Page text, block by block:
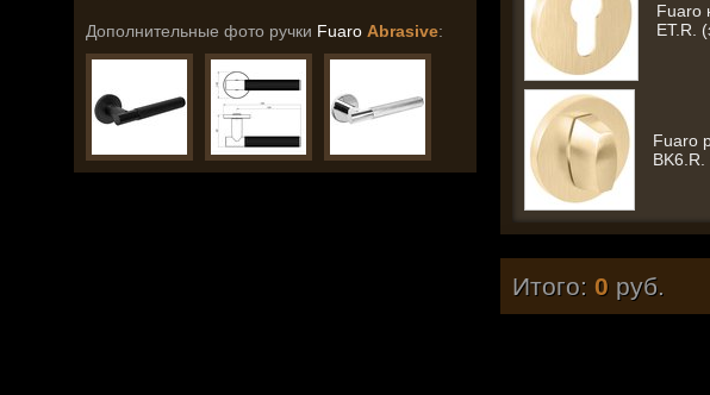
Дополнительные фото ручки Fuaro Abrasive:
Fuaro
ET.R.
Fuaro
BK6.R.
Итого: 0 руб.